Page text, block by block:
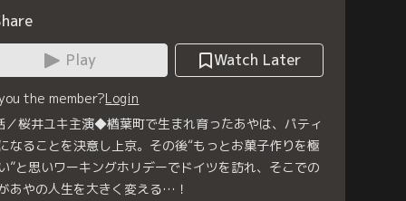
Play
Watch Later
the member?Login
／桜井ユキ主演◆楢葉町で生まれ育ったあやは、パティ
なることを決意し上京。その後“もっとお菓子作りを極
”と思いワーキングホリデーでドイツを訪れ、そこでの
あやの人生を大きく変える…！